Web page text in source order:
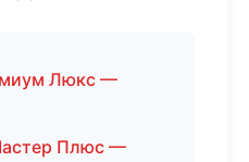
Люкс —
Плюс —